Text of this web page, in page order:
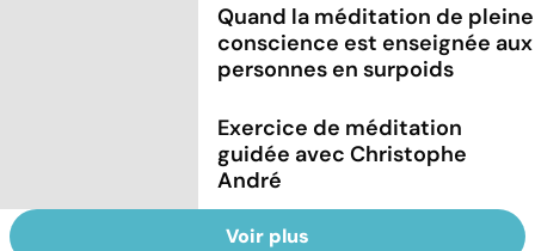
Quand la méditation de pleine
conscience est enseignée aux
personnes en surpoids
Exercice de méditation
guidée avec Christophe
André
Voir plus